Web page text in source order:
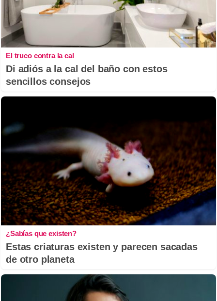
El truco contra la cal
Di adiós a la cal del baño con estos
sencillos consejos
¿Sabías que existen?
Estas criaturas existen y parecen sacadas
de otro planeta